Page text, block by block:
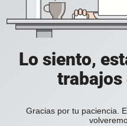
Lo siento,
trabajos
Gracias por tu paciencia.